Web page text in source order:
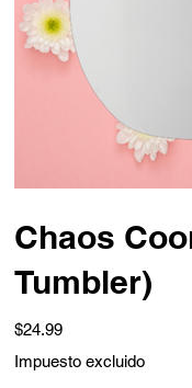
Chaos
Tumbler)
Precio
$24.99
Impuesto excluido